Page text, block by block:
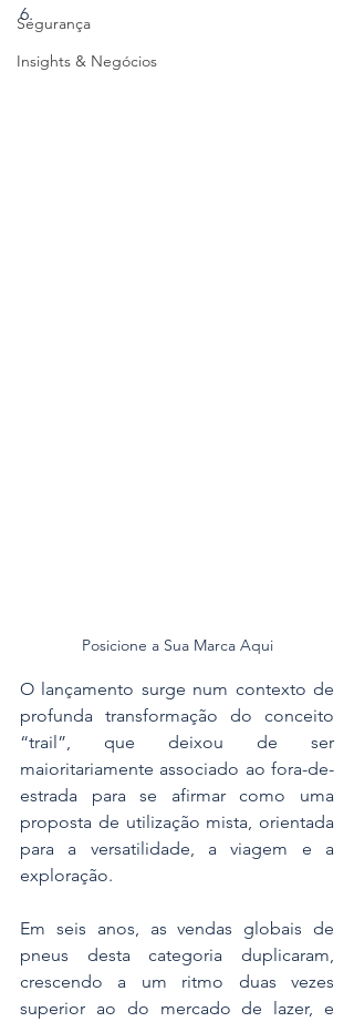
Segurança
Insights & Negócios
6.
Posicione a Sua Marca Aqui
O lançamento surge num contexto de
profunda transformação do conceito
“trail”, que deixou de ser
maioritariamente associado ao fora-de-
estrada para se afirmar como uma
proposta de utilização mista, orientada
para a versatilidade, a viagem e a
exploração.
Em seis anos, as vendas globais de
pneus desta categoria duplicaram,
crescendo a um ritmo duas vezes
superior ao do mercado de lazer, e